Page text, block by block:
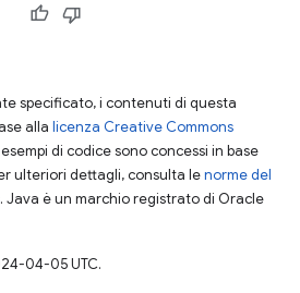
specificato, i contenuti di questa
alla licenza Creative Commons
di codice sono concessi in base
ulteriori dettagli, consulta lenorme del
. Java è un marchio registrato di Oracle
04-05 UTC.